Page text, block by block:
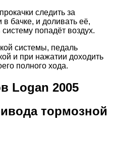
следить за
бачке, и доливать её,
попадёт воздух.
системы, педаль
и при нажатии доходить
полного хода.
Logan 2005
тормозной